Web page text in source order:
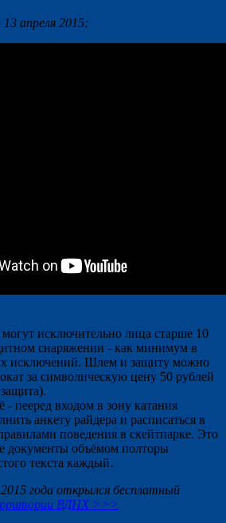
13 апреля 2015:
исключительно лица старше 10
снаряжении - как минимум в
исключений. Шлем и защиту можно
за символическую цену 50 рублей
- пееред входом в зону катания
анкету райдера и расписаться в
поведения в скейтпарке. Это
документы объёмом полторы
текста каждый.
года открылся бесплатный
ВДНХ >>>